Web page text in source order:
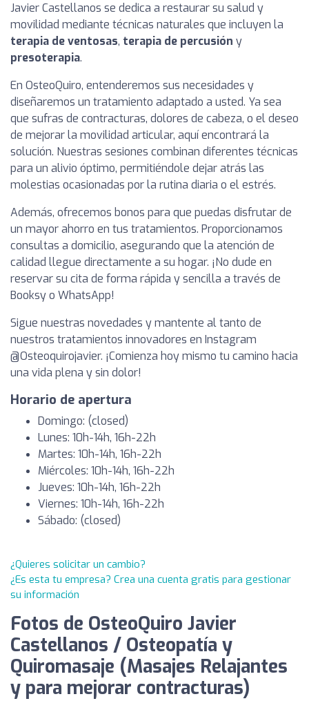
Javier Castellanos se dedica a restaurar su salud y
movilidad mediante técnicas naturales que incluyen la
terapia de ventosas, terapia de percusión y
presoterapia.
En OsteoQuiro, entenderemos sus necesidades y
diseñaremos un tratamiento adaptado a usted. Ya sea
que sufras de contracturas, dolores de cabeza, o el deseo
de mejorar la movilidad articular, aquí encontrará la
solución. Nuestras sesiones combinan diferentes técnicas
para un alivio óptimo, permitiéndole dejar atrás las
molestias ocasionadas por la rutina diaria o el estrés.
Además, ofrecemos bonos para que puedas disfrutar de
un mayor ahorro en tus tratamientos. Proporcionamos
consultas a domicilio, asegurando que la atención de
calidad llegue directamente a su hogar. ¡No dude en
reservar su cita de forma rápida y sencilla a través de
Booksy o WhatsApp!
Sigue nuestras novedades y mantente al tanto de
nuestros tratamientos innovadores en Instagram
@Osteoquirojavier. ¡Comienza hoy mismo tu camino hacia
una vida plena y sin dolor!
Horario de apertura
Domingo: (closed)
Lunes: 10h-14h, 16h-22h
Martes: 10h-14h, 16h-22h
Miércoles: 10h-14h, 16h-22h
Jueves: 10h-14h, 16h-22h
Viernes: 10h-14h, 16h-22h
Sábado: (closed)
¿Quieres solicitar un cambio?
¿Es esta tu empresa? Crea una cuenta gratis para gestionar
su información
Fotos de OsteoQuiro Javier
Castellanos / Osteopatía y
Quiromasaje (Masajes Relajantes
y para mejorar contracturas)